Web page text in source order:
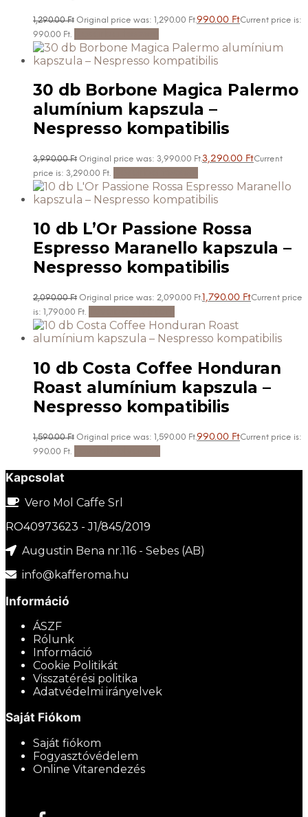
1,290.00Ft Original price was: 1,290.00 Ft.990.00 FtCurrent price is:
990.00 Ft.
30 db Borbone Magica Palermo
alumínium kapszula –
Nespresso kompatibilis
3,990.00Ft Original price was: 3,990.00 Ft.3,290.00 FtCurrent
price is: 3,290.00 Ft.
10 db L’Or Passione Rossa
Espresso Maranello kapszula –
Nespresso kompatibilis
2,090.00Ft Original price was: 2,090.00 Ft.1,790.00 FtCurrent price
is: 1,790.00 Ft.
10 db Costa Coffee Honduran
Roast alumínium kapszula –
Nespresso kompatibilis
1,590.00Ft Original price was: 1,590.00 Ft.990.00 FtCurrent price is:
990.00 Ft.
Kapcsolat
Vero Mol Caffe Srl
RO40973623 - J1/845/2019
Augustin Bena nr.116 - Sebes (AB)
info@kafferoma.hu
Információ
ÁSZF
Rólunk
Információ
Cookie Politikát
Visszatérési politika
Adatvédelmi irányelvek
Saját Fiókom
Saját fiókom
Fogyasztóvédelem
Online Vitarendezés